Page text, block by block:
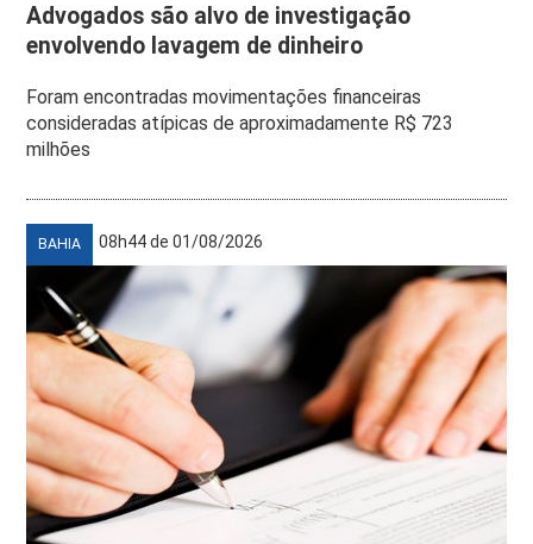
Advogados são alvo de investigação
envolvendo lavagem de dinheiro
Foram encontradas movimentações financeiras
consideradas atípicas de aproximadamente R$ 723
milhões
BAHIA 08h44 de 01/08/2026